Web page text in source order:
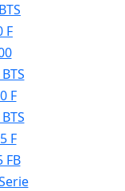
F
F
F
FB